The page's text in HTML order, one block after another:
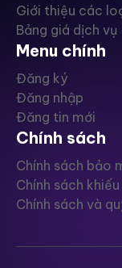
Giới thiệu các
Bảng giá dịch vụ
Menu chính
Đăng ký
Đăng nhập
Đăng tin mới
Chính sách
Chính sách bảo
Chính sách khiếu
Chính sách và